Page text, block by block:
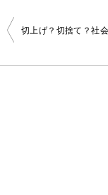
投
ナ